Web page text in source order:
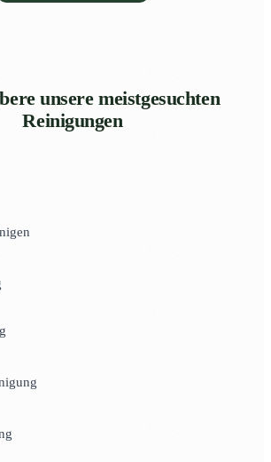
unsere meistgesuchten
Reinigungen